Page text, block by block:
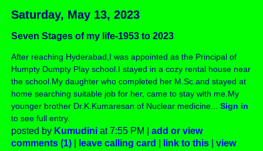
Saturday, May 13, 2023
Seven Stages of my life-1953 to 2023
After reaching Hyderabad,I was appointed as the Principal of
Humpty Dumpty Play school.I stayed in a cozy rental house near
the school.My daughter who completed her M.Sc.and stayed at
home searching suitable job for her, came to stay with me.My
younger brother Dr.K.Kumaresan of Nuclear medicine...Sign in
to see full entry.
posted by Kumudini at 7:55 PM |add or view
comments (1)
leave calling card link to this |view